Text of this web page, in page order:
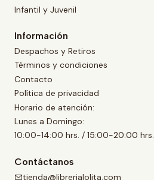
Infantil y Juvenil
Información
Despachos y Retiros
Términos y condiciones
Contacto
Política de privacidad
Horario de atención:
Lunes a Domingo:
10:00-14:00 hrs. / 15:00-20:00 hrs.
Contáctanos
tienda@librerialolita.com